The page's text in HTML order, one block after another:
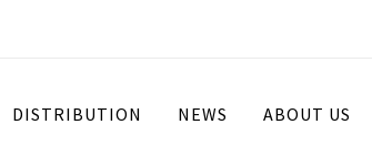
DISTRIBUTION NEWS ABOUT US